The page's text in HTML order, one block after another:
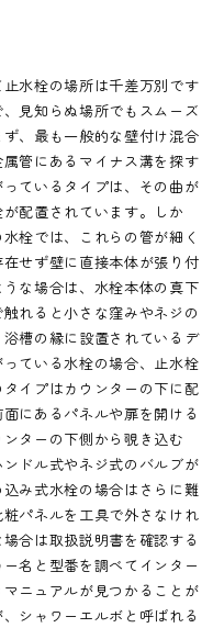
水栓の場所は千差万別です
見知らぬ場所でもスムーズ
、最も一般的な壁付け混合
管にあるマイナス溝を探す
ているタイプは、その曲が
配置されています。しか
栓では、これらの管が細く
せず壁に直接本体が張り付
な場合は、水栓本体の真下
れると小さな窪みやネジの
槽の縁に設置されているデ
ている水栓の場合、止水栓
イプはカウンターの下に配
にあるパネルや扉を開ける
ターの下側から覗き込む
ドル式やネジ式のバルブが
み式水栓の場合はさらに難
パネルを工具で外さなけれ
合は取扱説明書を確認する
名と型番を調べてインター
ニュアルが見つかることが
シャワーエルボと呼ばれる